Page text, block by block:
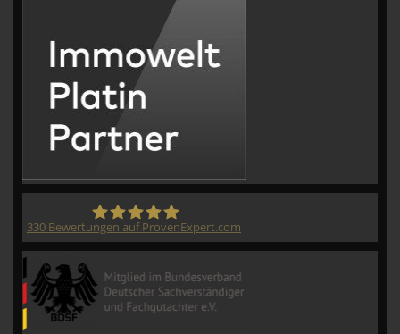
330 Bewertungen auf ProvenExpert.com